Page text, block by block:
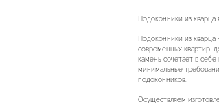
Подоконники из кварца
Подоконники из
современных квартир,
камень сочетает в себе
минимальные
подоконников.
Осуществляем